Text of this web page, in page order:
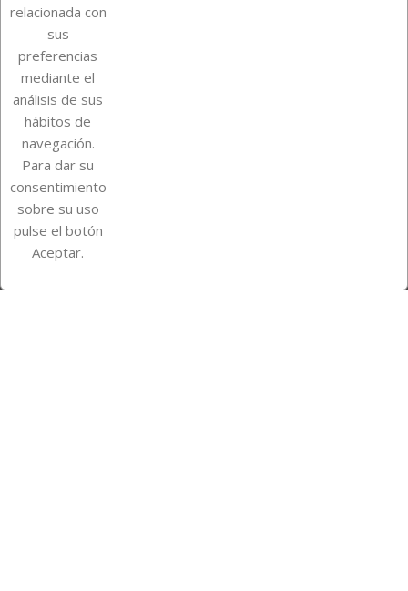
Su cuenta
Información de la tienda
InstagramTikTok
relacionada con
sus
preferencias
mediante el
análisis de sus
hábitos de
navegación.
Para dar su
consentimiento
sobre su uso
pulse el botón
Aceptar.